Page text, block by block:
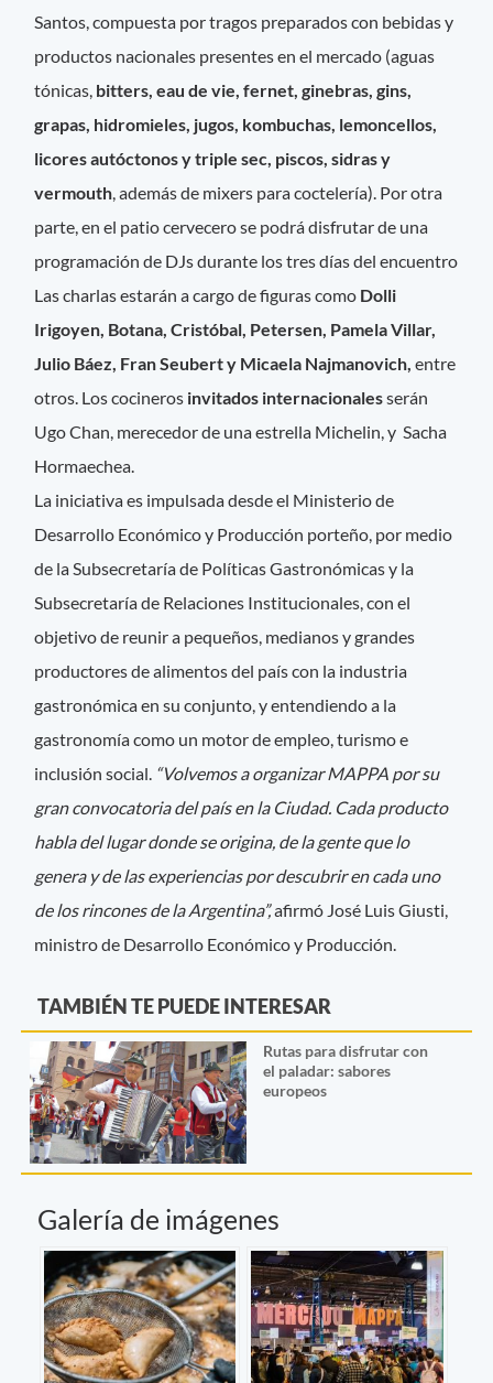
Santos, compuesta por tragos preparados con bebidas y
productos nacionales presentes en el mercado (aguas
tónicas, bitters, eau de vie, fernet, ginebras, gins,
grapas, hidromieles, jugos, kombuchas, lemoncellos,
licores autóctonos y triple sec, piscos, sidras y
vermouth, además de mixers para coctelería). Por otra
parte, en el patio cervecero se podrá disfrutar de una
programación de DJs durante los tres días del encuentro
Las charlas estarán a cargo de figuras como Dolli
Irigoyen, Botana, Cristóbal, Petersen, Pamela Villar,
Julio Báez, Fran Seubert y Micaela Najmanovich, entre
otros. Los cocineros invitados internacionalesserán
Ugo Chan, merecedor de una estrella Michelin, y Sacha
Hormaechea.
La iniciativa es impulsada desde el Ministerio de
Desarrollo Económico y Producción porteño, por medio
de la Subsecretaría de Políticas Gastronómicas y la
Subsecretaría de Relaciones Institucionales, con el
objetivo de reunir a pequeños, medianos y grandes
productores de alimentos del país con la industria
gastronómica en su conjunto, y entendiendo a la
gastronomía como un motor de empleo, turismo e
inclusión social. “Volvemos a organizar MAPPA por su
gran convocatoria del país en la Ciudad. Cada producto
habla del lugar donde se origina, de la gente que lo
genera y de las experiencias por descubrir en cada uno
de los rincones de la Argentina”,afirmó José Luis Giusti,
ministro de Desarrollo Económico y Producción.
TAMBIÉN TE PUEDE INTERESAR
Rutas para disfrutar con
el paladar: sabores
europeos
Galería de imágenes